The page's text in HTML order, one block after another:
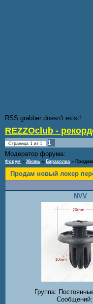
RSS grabber doesn't exist!
REZZOclub -
Страница 1 из 1
1
Модератор форума:
Форум » Жизнь » Барахолка »
Продам новый локер
NVV
Группа:
Сообщений: